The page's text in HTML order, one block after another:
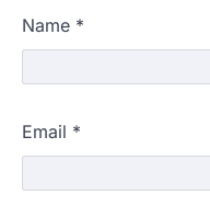
Name *
Email *